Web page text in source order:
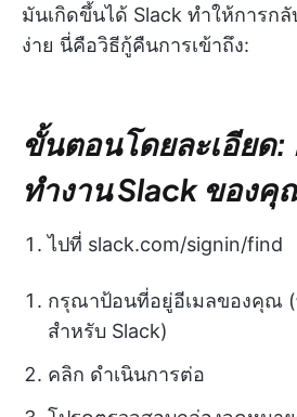
มันเกิดขึ้นได้ Slack ทำให้การกลั
ง่าย นี่คือวิธีกู้คืนการเข้าถึง:
ขั้นตอนโดยละเอียด
ทำงาน Slack ของคุ
ไปที่ slack.com/signin/find
กรุณาป้อนที่อยู่อีเมลของคุณ
สำหรับ Slack)
คลิก ดำเนินการต่อ